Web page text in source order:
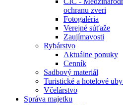
ochranu zveri
Fotogaléria
Verejné súťaže
Zaujímavosti
Rybárstvo
Aktuálne ponuky
Cenník
Sadbový materiál
Turistické a hotelové
Včelárstvo
Správa majetku